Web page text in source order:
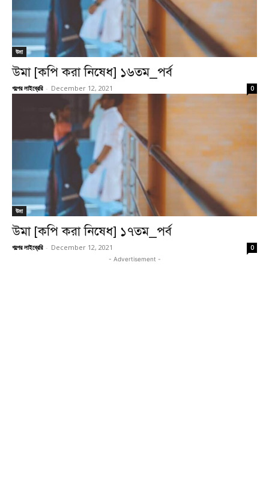
উমা
উমা [কপি করা নিষেধ] ১৬তম_পর্ব
গল্পের লাইব্রেরি - December 12, 2021 0
উমা
উমা [কপি করা নিষেধ] ১৭তম_পর্ব
গল্পের লাইব্রেরি - December 12, 2021 0
- Advertisement -